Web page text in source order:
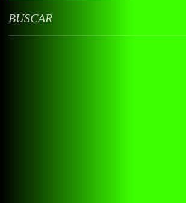
BUSCAR